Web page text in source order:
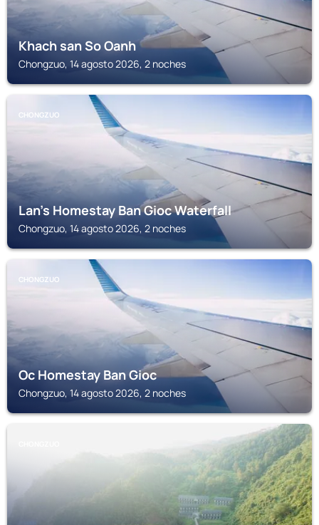
Khach san So Oanh
Chongzuo, 14 agosto 2026, 2 noches
CHONGZUO
Lan's Homestay Ban Gioc Waterfall
Chongzuo, 14 agosto 2026, 2 noches
CHONGZUO
Oc Homestay Ban Gioc
Chongzuo, 14 agosto 2026, 2 noches